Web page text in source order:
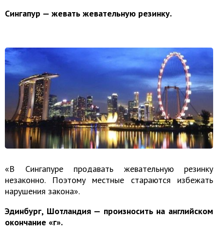
Сингапур — жевать жевательную резинку.
«В Сингапуре продавать жевательную резинку
незаконно. Поэтому местные стараются избежать
нарушения закона».
Эдинбург, Шотландия — произносить на английском
окончание «г».